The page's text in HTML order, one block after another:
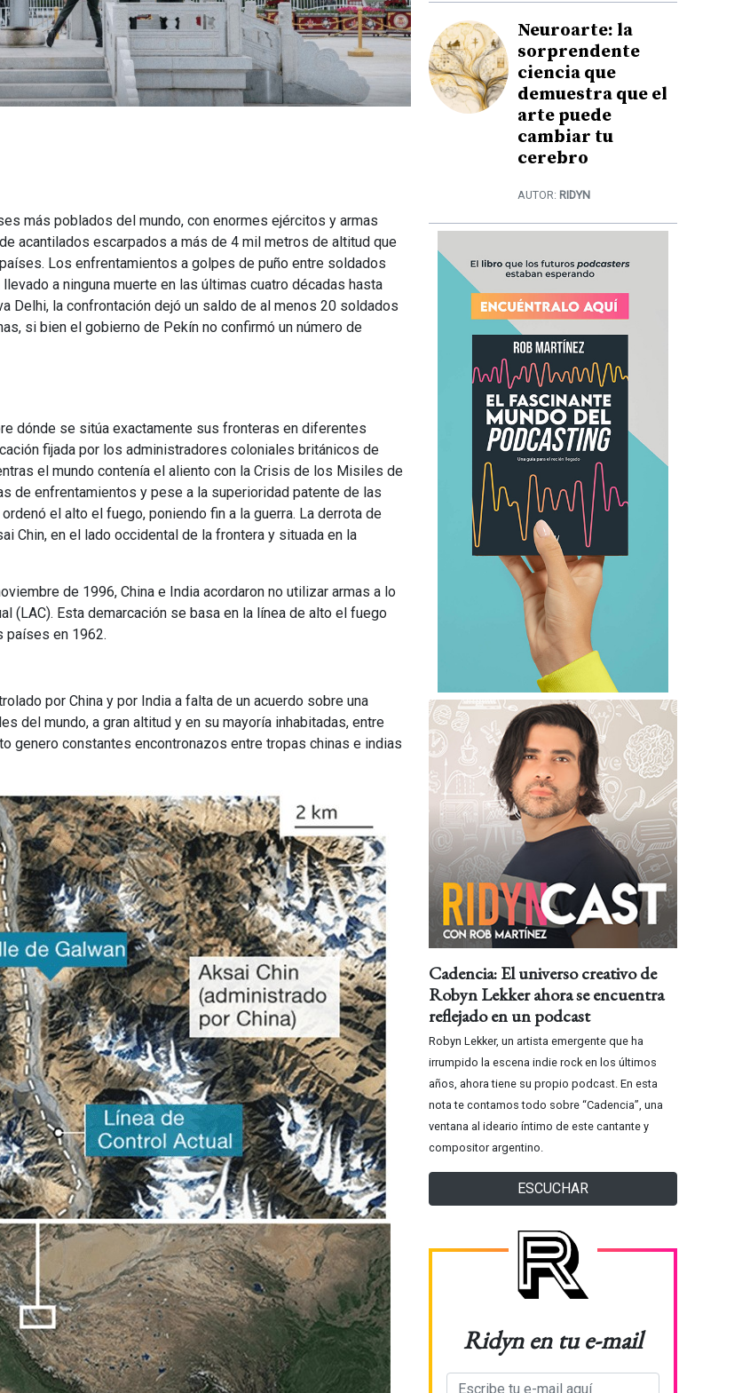
más poblados del mundo, con enormes ejércitos y armas
acantilados escarpados a más de 4 mil metros de altitud que
Los enfrentamientos a golpes de puño entre soldados
a ninguna muerte en las últimas cuatro décadas hasta
Delhi, la confrontación dejó un saldo de al menos 20 soldados
si bien el gobierno de Pekín no confirmó un número de
dónde se sitúa exactamente sus fronteras en diferentes
fijada por los administradores coloniales británicos de
el mundo contenía el aliento con la Crisis de los Misiles de
de enfrentamientos y pese a la superioridad patente de las
el alto el fuego, poniendo fin a la guerra. La derrota de
Chin, en el lado occidental de la frontera y situada en la
de 1996, China e India acordaron no utilizar armas a lo
(LAC). Esta demarcación se basa en la línea de alto el fuego
países en 1962.
por China y por India a falta de un acuerdo sobre una
del mundo, a gran altitud y en su mayoría inhabitadas, entre
genero constantes encontronazos entre tropas chinas e indias
Neuroarte: la
sorprendente
ciencia que
demuestra que el
arte puede
cambiar tu
cerebro
AUTOR: RIDYN
Cadencia: El universo creativo de
Robyn Lekker ahora se encuentra
reflejado en un podcast
Robyn Lekker, un artista emergente que ha
irrumpido la escena indie rock en los últimos
años, ahora tiene su propio podcast. En esta
nota te contamos todo sobre “Cadencia”, una
ventana al ideario íntimo de este cantante y
compositor argentino.
ESCUCHAR
Ridyn en tu e-mail